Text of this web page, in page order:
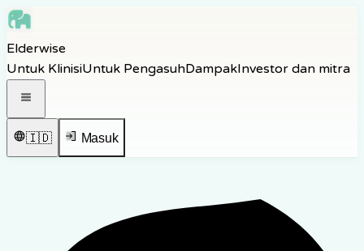
Skip to navigation
Skip to footer
Elderwise
Untuk KlinisiUntuk PengasuhDampakInvestor dan mitra
🇮🇩 Masuk